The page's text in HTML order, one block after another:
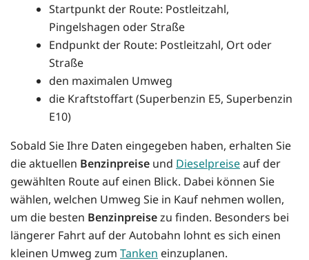
Startpunkt der Route: Postleitzahl,
Pingelshagen oder Straße
Endpunkt der Route: Postleitzahl, Ort oder
Straße
den maximalen Umweg
die Kraftstoffart (Superbenzin E5, Superbenzin
E10)
Sobald Sie Ihre Daten eingegeben haben, erhalten Sie
die aktuellen Benzinpreise und Dieselpreiseauf der
gewählten Route auf einen Blick. Dabei können Sie
wählen, welchen Umweg Sie in Kauf nehmen wollen,
um die besten Benzinpreisezu finden. Besonders bei
längerer Fahrt auf der Autobahn lohnt es sich einen
kleinen Umweg zum Tanken einzuplanen.